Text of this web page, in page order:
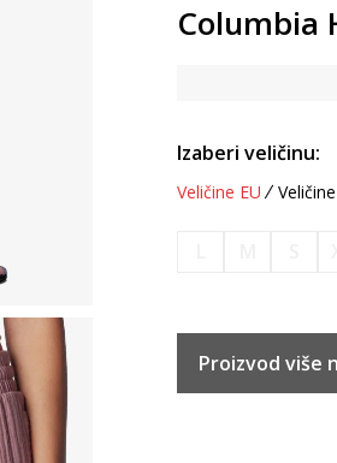
Columbia
Izaberi veličinu:
Veličine EU Veličine
Proizvod više